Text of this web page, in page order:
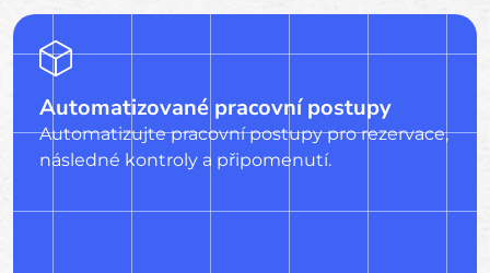
Automatizované pracovní postupy
Automatizujte pracovní postupy pro rezervace,
následné kontroly a připomenutí.